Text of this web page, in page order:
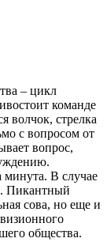
– цикл
команде
волчок, стрелка
с вопросом от
вопрос,
минута. В случае
Пикантный
сова, но еще и
общества.